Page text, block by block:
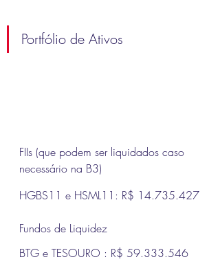
Portfólio de Ativos
FIIs (que podem ser liquidados caso
necessário na B3)
HGBS11 e HSML11: R$ 14.735.427
Fundos de Liquidez
BTG e TESOURO : R$ 59.333.546